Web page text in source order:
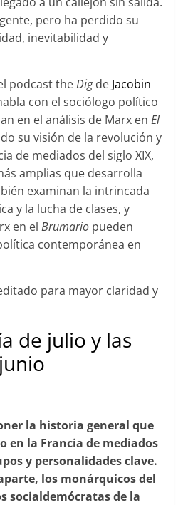
pero ha perdido su
inevitabilidad y
podcast theDigde Jacobin
con el sociólogo político
en el análisis de Marx enEl
su visión de la revolución y
de mediados del siglo XIX,
amplias que desarrolla
examinan la intrincada
y la lucha de clases, y
en elBrumario pueden
contemporánea en
para mayor claridad y
de julio y las
la historia general que
en la Francia de mediados
y personalidades clave.
los monárquicos del
socialdemócratas de la